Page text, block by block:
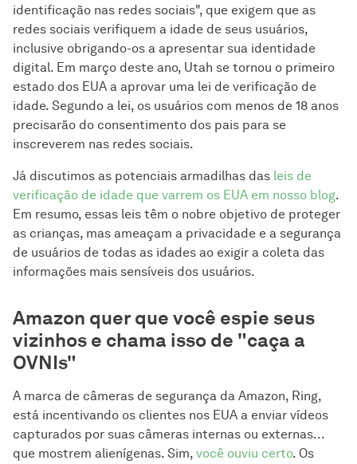
identificação nas redes sociais", que exigem que as
redes sociais verifiquem a idade de seus usuários,
inclusive obrigando-os a apresentar sua identidade
digital. Em março deste ano, Utah se tornou o primeiro
estado dos EUA a aprovar uma lei de verificação de
idade. Segundo a lei, os usuários com menos de 18 anos
precisarão do consentimento dos pais para se
inscreverem nas redes sociais.
Já discutimos as potenciais armadilhas das leis de
verificação de idade que varrem os EUA em nosso blog.
Em resumo, essas leis têm o nobre objetivo de proteger
as crianças, mas ameaçam a privacidade e a segurança
de usuários de todas as idades ao exigir a coleta das
informações mais sensíveis dos usuários.
Amazon quer que você espie seus
vizinhos e chama isso de "caça a
OVNIs"
A marca de câmeras de segurança da Amazon, Ring,
está incentivando os clientes nos EUA a enviar vídeos
capturados por suas câmeras internas ou externas...
que mostrem alienígenas. Sim, você ouviu certo. Os